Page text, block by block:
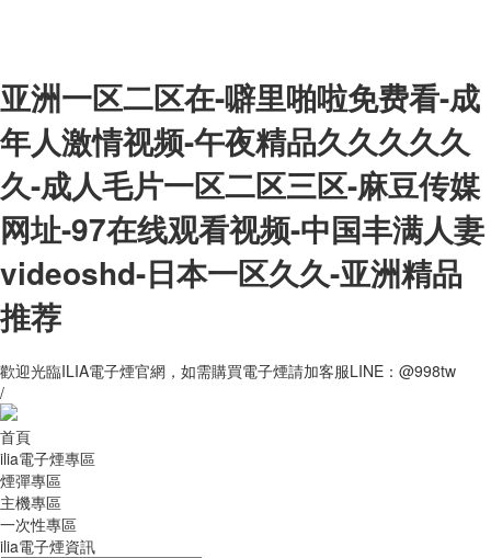
亚洲一区二区在-噼里啪啦免费看-成
年人激情视频-午夜精品久久久久久
久-成人毛片一区二区三区-麻豆传媒
网址-97在线观看视频-中国丰满人妻
videoshd-日本一区久久-亚洲精品
推荐
歡迎光臨ILIA電子煙官網，如需購買電子煙請加客服LINE：@998tw
/
首頁
ilia電子煙專區
煙彈專區
主機專區
一次性專區
ilia電子煙資訊